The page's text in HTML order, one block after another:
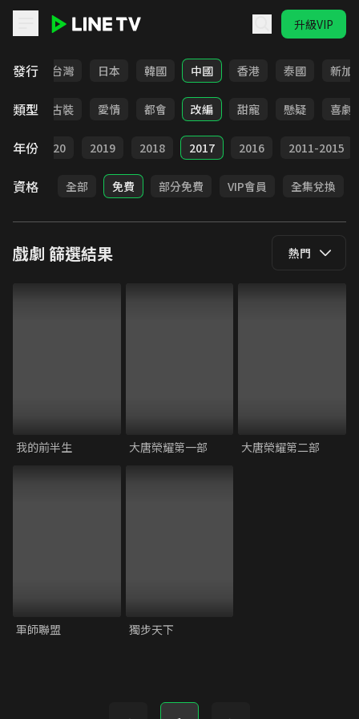
升級VIP
發行
全部 台灣 日本 韓國 中國 香港 泰國 新加
類型
家庭 古裝 愛情 都會 改編 甜寵 懸疑 喜劇
年份 2020 2019 2018 2017 2016 2011-2015
資格 全部 免費 部分免費 VIP會員 全集兌換
戲劇 篩選結果 熱門
我的前半生 大唐榮耀第一部 大唐榮耀第二部
軍師聯盟 獨步天下